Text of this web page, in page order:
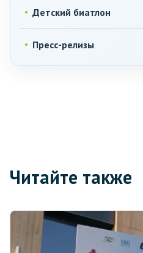
Детский биатлон
Пресс-релизы
Читайте также